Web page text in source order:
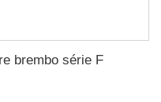
brembo série F